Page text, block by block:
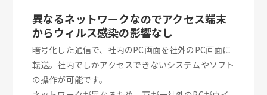
異なるネットワークなのでアクセス端末
からウィルス感染の影響なし
暗号化した通信で、社内のPC画面を社外のPC画面に
転送。社内でしかアクセスできないシステムやソフト
の操作が可能です。